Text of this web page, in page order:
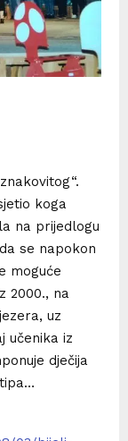
koga
na prijedlogu
se napokon
moguće
2000., na
uz
učenika iz
dječija